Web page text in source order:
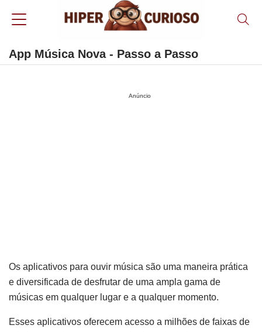
App Música Nova - Passo a Passo
Anúncio
Os aplicativos para ouvir música são uma maneira prática
e diversificada de desfrutar de uma ampla gama de
músicas em qualquer lugar e a qualquer momento.
Esses aplicativos oferecem acesso a milhões de faixas de